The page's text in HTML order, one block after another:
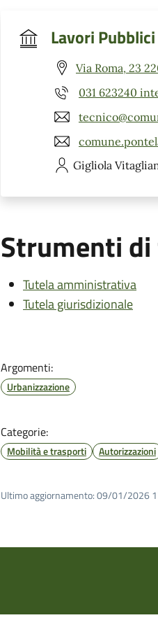
Lavori Pubblici
Via Roma, 23
031 623240
Gigliola
Strumenti
Tutela amministrativa
Tutela giurisdizionale
Argomenti:
Urbanizzazione
Categorie:
Mobilità e trasporti Autorizzazioni
Ultimo aggiornamento:09/01/2026